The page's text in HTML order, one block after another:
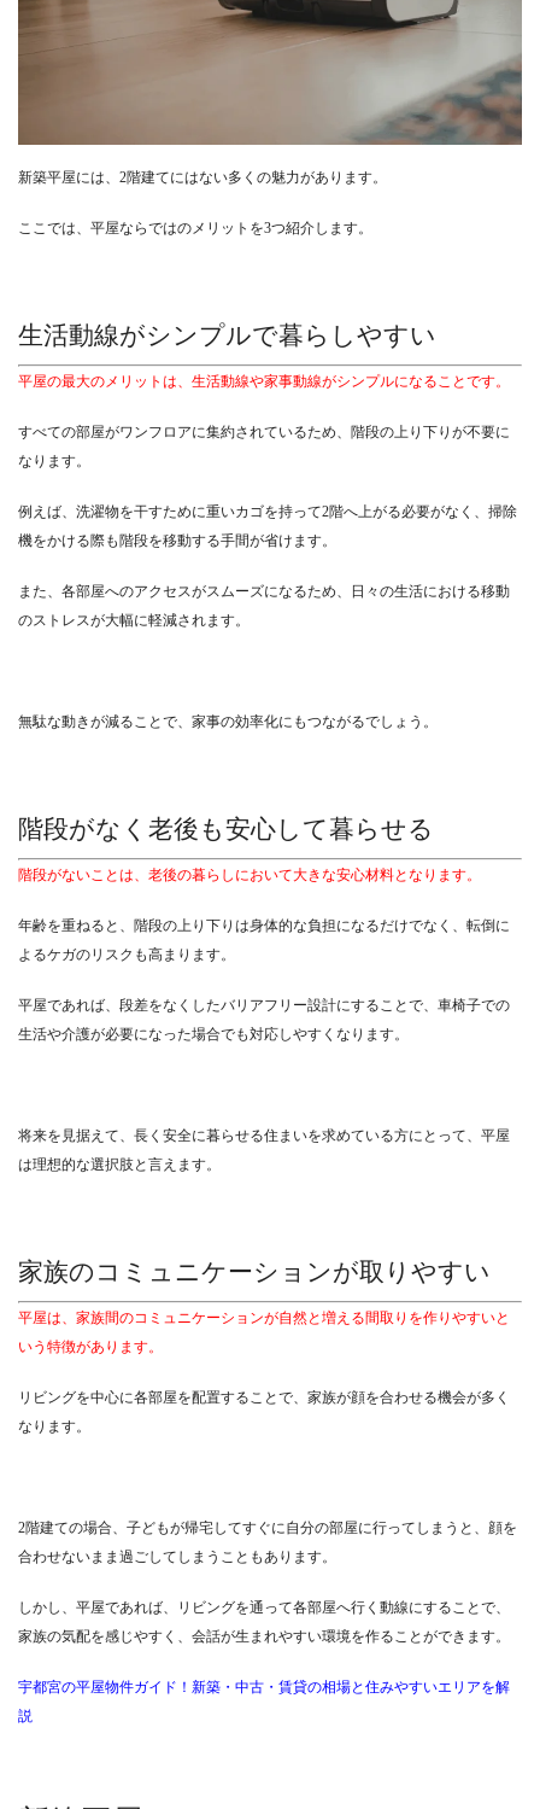
新築平屋には、2階建てにはない多くの魅力があります。
ここでは、平屋ならではのメリットを3つ紹介します。
生活動線がシンプルで暮らしやすい
平屋の最大のメリットは、生活動線や家事動線がシンプルになることです。
すべての部屋がワンフロアに集約されているため、階段の上り下りが不要に
なります。
例えば、洗濯物を干すために重いカゴを持って2階へ上がる必要がなく、掃除
機をかける際も階段を移動する手間が省けます。
また、各部屋へのアクセスがスムーズになるため、日々の生活における移動
のストレスが大幅に軽減されます。
無駄な動きが減ることで、家事の効率化にもつながるでしょう。
階段がなく老後も安心して暮らせる
階段がないことは、老後の暮らしにおいて大きな安心材料となります。
年齢を重ねると、階段の上り下りは身体的な負担になるだけでなく、転倒に
よるケガのリスクも高まります。
平屋であれば、段差をなくしたバリアフリー設計にすることで、車椅子での
生活や介護が必要になった場合でも対応しやすくなります。
将来を見据えて、長く安全に暮らせる住まいを求めている方にとって、平屋
は理想的な選択肢と言えます。
家族のコミュニケーションが取りやすい
平屋は、家族間のコミュニケーションが自然と増える間取りを作りやすいと
いう特徴があります。
リビングを中心に各部屋を配置することで、家族が顔を合わせる機会が多く
なります。
2階建ての場合、子どもが帰宅してすぐに自分の部屋に行ってしまうと、顔を
合わせないまま過ごしてしまうこともあります。
しかし、平屋であれば、リビングを通って各部屋へ行く動線にすることで、
家族の気配を感じやすく、会話が生まれやすい環境を作ることができます。
宇都宮の平屋物件ガイド！新築・中古・賃貸の相場と住みやすいエリアを解
説